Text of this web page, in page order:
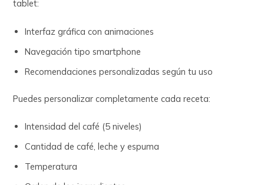
tablet:
Interfaz gráfica con animaciones
Navegación tipo smartphone
Recomendaciones personalizadas según tu uso
Puedes personalizar completamente cada receta:
Intensidad del café (5 niveles)
Cantidad de café, leche y espuma
Temperatura